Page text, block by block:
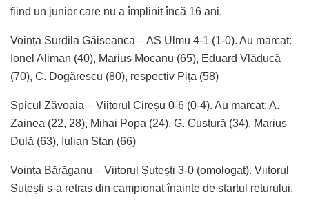
fiind un junior care nu a împlinit încă 16 ani.
Voința Surdila Găiseanca – AS Ulmu 4-1 (1-0). Au marcat:
Ionel Aliman (40), Marius Mocanu (65), Eduard Vlăducă
(70), C. Dogărescu (80), respectiv Pița (58)
Spicul Zăvoaia – Viitorul Cireșu 0-6 (0-4). Au marcat: A.
Zainea (22, 28), Mihai Popa (24), G. Custură (34), Marius
Dulă (63), Iulian Stan (66)
Voința Bărăganu – Viitorul Șuțești 3-0 (omologat). Viitorul
Șuțești s-a retras din campionat înainte de startul returului.